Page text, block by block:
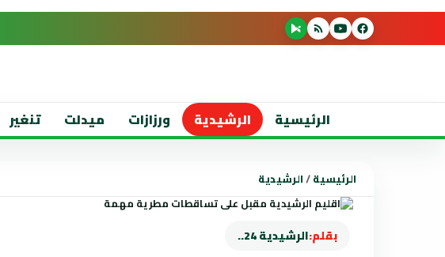
الرئيسية الرشيدية ورزازات ميدلت تنغير
الرئيسية/الرشيدية
بقلم:الرشيدية 24..